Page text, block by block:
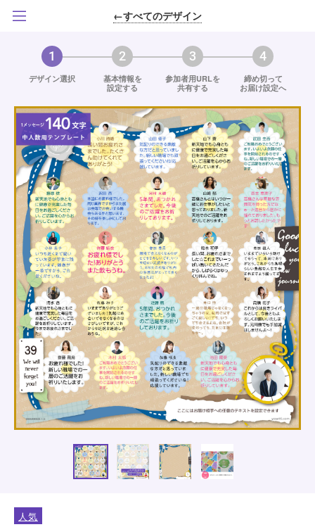
←すべてのデザイン
1
デザイン選択
2
基本情報を
設定する
3
参加者用URLを
共有する
4
締め切って
お届け設定へ
人気